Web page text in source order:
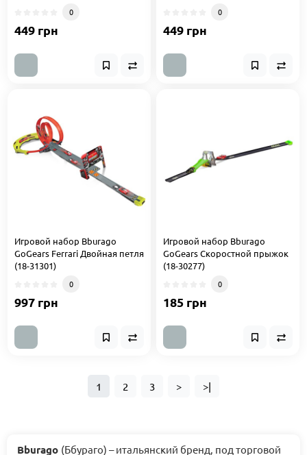
0
449 грн
0
449 грн
Игровой набор Bburago
GoGears Ferrari Двойная петля
(18-31301)
0
997 грн
Игровой набор Bburago
GoGears Скоростной прыжок
(18-30277)
0
185 грн
1 2 3 > >|
Bburago (Ббураго) – итальянский бренд, под торговой